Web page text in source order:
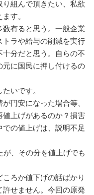
組んで頂きたい、私欲
す。
有ると思う。一般企業
ラや給与の削減を実行
十分だと思う。自らの不
に国民に押し付けるの
いです。
円安になった場合等、
上げがあるのか？損害
の値上げは、説明不足
、その分を値上げでも
ろか値下げの話ばかり
せません。今回の原発